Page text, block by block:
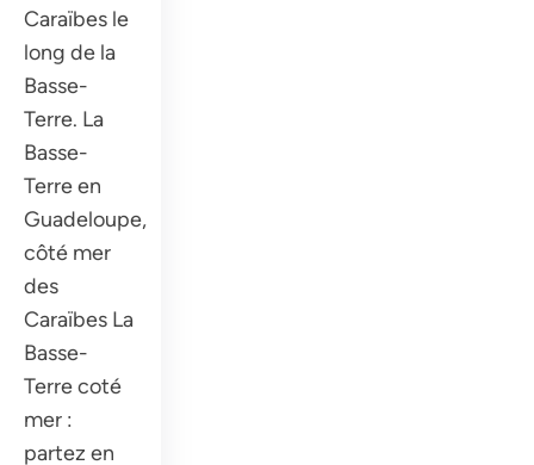
Caraïbes le
long de la
Basse-
Terre. La
Basse-
Terre en
Guadeloupe,
côté mer
des
Caraïbes La
Basse-
Terre coté
mer :
partez en